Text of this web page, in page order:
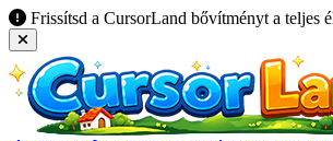
Frissítsd a CursorLand bővítményt a teljes